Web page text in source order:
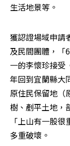
生活地景等。
獲認證場域申請
及民間團體，「
一的李懷珍接受
年回到宜蘭縣大
原住民保留地（
樹、剷平土地，
「上山有一股
多重破壞。